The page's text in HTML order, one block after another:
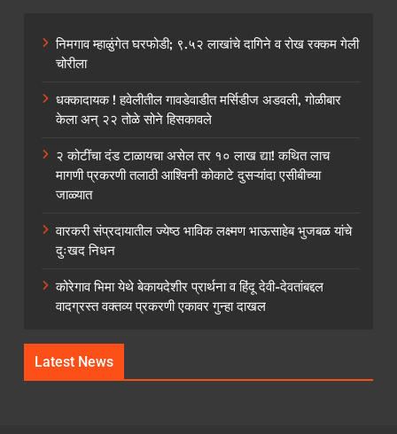
निमगाव म्हाळुंगेत घरफोडी; ९.५२ लाखांचे दागिने व रोख रक्कम गेली
चोरीला
धक्कादायक ! हवेलीतील गावडेवाडीत मर्सिडीज अडवली, गोळीबार
केला अन् २२ तोळे सोने हिसकावले
२ कोटींचा दंड टाळायचा असेल तर १० लाख द्या! कथित लाच
मागणी प्रकरणी तलाठी आश्विनी कोकाटे दुसऱ्यांदा एसीबीच्या
जाळ्यात
वारकरी संप्रदायातील ज्येष्ठ भाविक लक्ष्मण भाऊसाहेब भुजबळ यांचे
दुःखद निधन
कोरेगाव भिमा येथे बेकायदेशीर प्रार्थना व हिंदू देवी-देवतांबद्दल
वादग्रस्त वक्तव्य प्रकरणी एकावर गुन्हा दाखल
Latest News